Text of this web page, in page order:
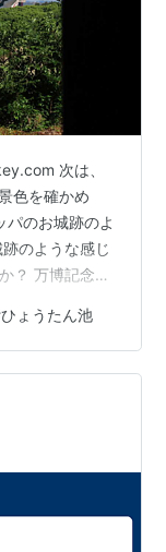
次は、
色を確かめ
パのお城跡のよ
のような感じ
？ 万博記念公
はっきりしな
出てすぐのとこ
を見ると、
。 もっと鬱蒼
うな様子を
ひょうたん池